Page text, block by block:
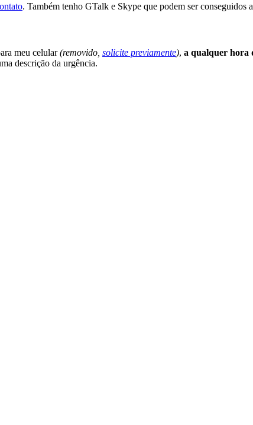
. Também tenho GTalk e Skype que podem ser conseguidos
meu celular(removido, solicite previamente), a qualquer hora
descrição da urgência.